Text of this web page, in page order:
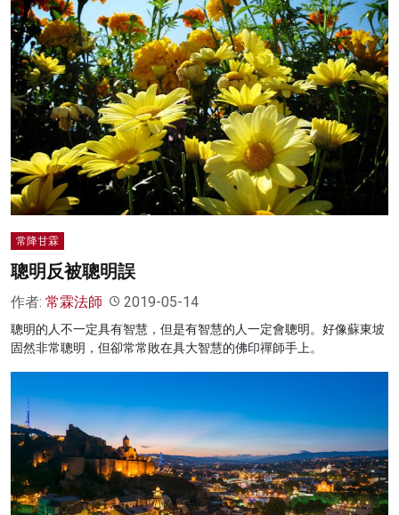
常降甘霖
聰明反被聰明誤
作者: 常霖法師 2019-05-14
聰明的人不一定具有智慧，但是有智慧的人一定會聰明。好像蘇東坡
固然非常聰明，但卻常常敗在具大智慧的佛印禪師手上。